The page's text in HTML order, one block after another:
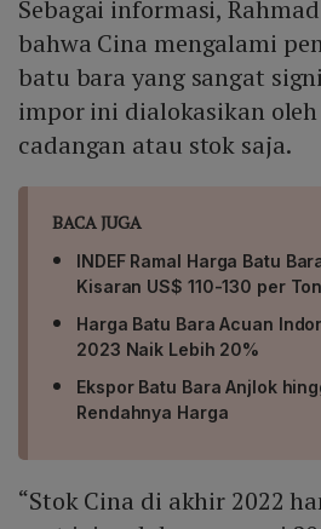
Sebagai informasi,
bahwa Cina mengalami
batu bara yang sangat
impor ini dialokasikan oleh
cadangan atau stok saja.
BACA JUGA
INDEF Ramal Harga Batu
Kisaran US$ 110-130 per Ton
Harga Batu Bara Acuan
2023 Naik Lebih 20%
Ekspor Batu Bara Anjlok
Rendahnya Harga
“Stok Cina di akhir 2022